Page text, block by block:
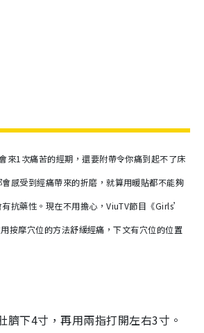
來1次痛苦的經期，還要附帶令你痛到起不了床
感受到經痛帶來的折磨，就算用暖貼都不能夠
抗藥性。現在不用擔心，ViuTV節目《Girls’
按摩穴位的方法舒緩經痛，下文有穴位的位置
臍下4寸，再用兩指打開左右3寸。